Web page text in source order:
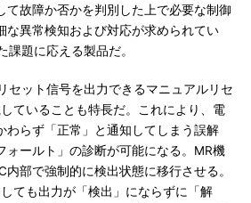
て故障か否かを判別した上で必要な制御
な異常検知および対応が求められてい
課題に応える製品だ。
セット信号を出力できるマニュアルリセ
ていることも特長だ。これにより、電
わらず「正常」と通知してしまう誤解
ォールト」の診断が可能になる。MR機
部で強制的に検出状態に移行させる。
ても出力が「検出」にならずに「解